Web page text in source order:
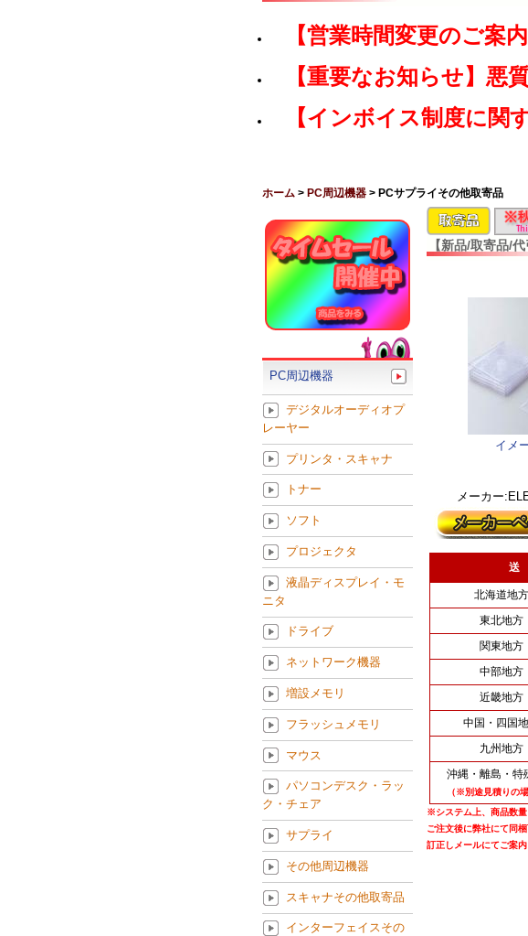
【営業時間変更のご案内
【重要なお知らせ】悪
【インボイス制度に関
ホーム > PC周辺機器 > PCサプライその他取寄品
【新品/取寄品/
イメ
メーカー
送
北海道地方
東北地方
関東地方
中部地方
近畿地方
中国・四国
九州地方
沖縄・離島・特
（※別途見積りの場
※システム上、商品数量
ご注文後に弊社にて同
訂正しメールにてご案内
PC周辺機器
デジタルオーディオプ
レーヤー
プリンタ・スキャナ
トナー
ソフト
プロジェクタ
液晶ディスプレイ・モ
ニタ
ドライブ
ネットワーク機器
増設メモリ
フラッシュメモリ
マウス
パソコンデスク・ラッ
ク・チェア
サプライ
その他周辺機器
スキャナその他取寄品
インターフェイスその